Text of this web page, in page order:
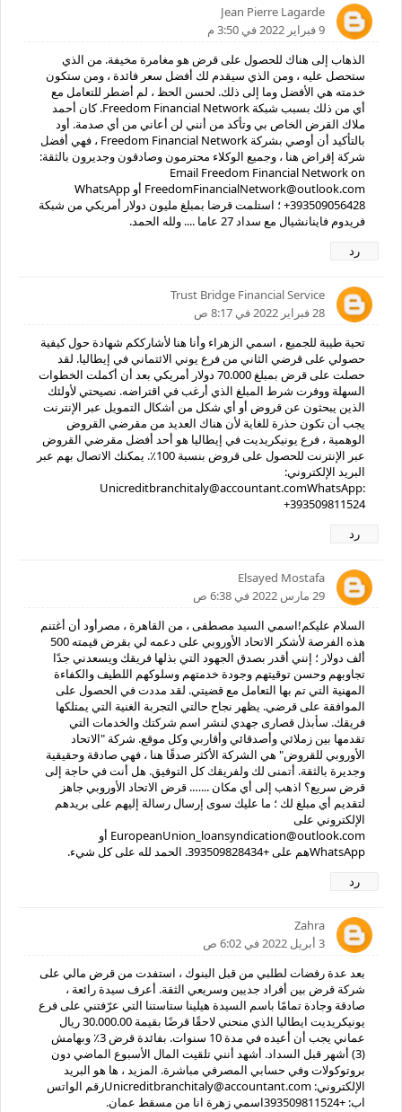
Jean Pierre Lagarde
9 فبراير 2022 في 3:50 م
الذهاب إلى هناك للحصول على قرض هو مغامرة مخيفة. من الذي
ستحصل عليه ، ومن الذي سيقدم لك أفضل سعر فائدة ، ومن ستكون
خدمته هي الأفضل وما إلى ذلك. لحسن الحظ ، لم أضطر للتعامل مع
أي من ذلك بسبب شبكة Freedom Financial Network. كان أحمد
ملاك القرض الخاص بي وتأكد من أنني لن أعاني من أي صدمة. أود
بالتأكيد أن أوصي بشركة Freedom Financial Network ، فهي أفضل
شركة إقراض هنا ، وجميع الوكلاء محترمون وصادقون وجديرون بالثقة:
Email Freedom Financial Network on
FreedomFinancialNetwork@outlook.com أو WhatsApp
+393509056428 ؛ استلمت قرضا بمبلغ مليون دولار أمريكي من شبكة
فريدوم فاينانشيال مع سداد 27 عاما .... ولله الحمد.
رد
Trust Bridge Financial Service
28 فبراير 2022 في 8:17 ص
تحية طيبة للجميع ، اسمي الزهراء وأنا هنا لأشارككم شهادة حول كيفية
حصولي على قرضي الثاني من فرع يوني الائتماني في إيطاليا. لقد
حصلت على قرض بمبلغ 70.000 دولار أمريكي بعد أن أكملت الخطوات
السهلة ووفرت شرط المبلغ الذي أرغب في اقتراضه. نصيحتي لأولئك
الذين يبحثون عن قروض أو أي شكل من أشكال التمويل عبر الإنترنت
يجب أن تكون حذرة للغاية لأن هناك العديد من مقرضي القروض
الوهمية ، فرع يونيكريديت في إيطاليا هو أحد أفضل مقرضي القروض
عبر الإنترنت للحصول على قروض بنسبة 100٪. يمكنك الاتصال بهم عبر
البريد الإلكتروني:
Unicreditbranchitaly@accountant.comWhatsApp:
+393509811524
رد
Elsayed Mostafa
29 مارس 2022 في 6:38 ص
السلام عليكم!اسمي السيد مصطفى ، من القاهرة ، مصرأود أن أغتنم
هذه الفرصة لأشكر الاتحاد الأوروبي على دعمه لي بقرض قيمته 500
ألف دولار ؛ إنني أقدر بصدق الجهود التي بذلها فريقك ويسعدني جدًا
تجاوبهم وحسن توقيتهم وجودة خدمتهم وسلوكهم اللطيف والكفاءة
المهنية التي تم بها التعامل مع قضيتي. لقد مددت في الحصول على
الموافقة على قرضي. يظهر نجاح حالتي التجربة الغنية التي يمتلكها
فريقك. سأبذل قصارى جهدي لنشر اسم شركتك والخدمات التي
تقدمها بين زملائي وأصدقائي وأقاربي وكل موقع. شركة "الاتحاد
الأوروبي للقروض" هي الشركة الأكثر صدقًا هنا ، فهي صادقة وحقيقية
وجديرة بالثقة. أتمنى لك ولفريقك كل التوفيق. هل أنت في حاجة إلى
قرض سريع؟ اذهب إلى أي مكان ...…. قرض الاتحاد الأوروبي جاهز
لتقديم أي مبلغ لك ؛ ما عليك سوى إرسال رسالة إليهم على بريدهم
الإلكتروني على
EuropeanUnion_loansyndication@outlook.com أو
WhatsAppهم على +393509828434. الحمد لله على كل شيء.
رد
Zahra
3 أبريل 2022 في 6:02 ص
بعد عدة رفضات لطلبي من قبل البنوك ، استفدت من قرض مالي على
شركة قرض بين أفراد جديين وسريعي الثقة. أعرف سيدة رائعة ،
صادقة وجادة تمامًا باسم السيدة هيلينا ستاستنا التي عرّفتني على فرع
يونيكريديت ايطاليا الذي منحني لاحقًا قرضًا بقيمة 30.000.00 ريال
عماني يجب أن أعيده في مدة 10 سنوات. بفائدة قرض 3٪ وبهامش
(3) أشهر قبل السداد. أشهد أنني تلقيت المال الأسبوع الماضي دون
بروتوكولات وفي حسابي المصرفي مباشرة. المزيد ، ها هو البريد
الإلكتروني: Unicreditbranchitaly@accountant.comرقم الواتس
اب: +393509811524اسمي زهرة انا من مسقط عمان.